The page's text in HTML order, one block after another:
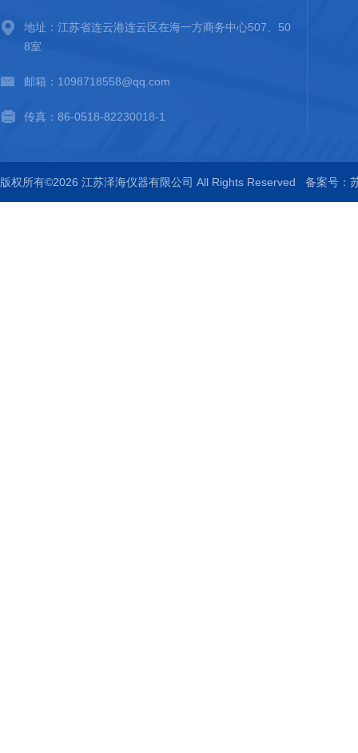
地址：江苏省连云港连云区在海一方商务中心507、50
8室
邮箱：1098718558@qq.com
传真：86-0518-82230018-1
版权所有©2026 江苏泽海仪器有限公司 All Rights Reserved 备案号：